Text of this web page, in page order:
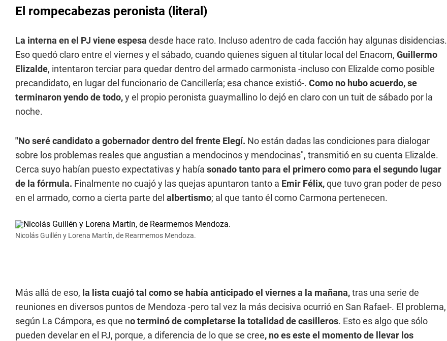
El rompecabezas peronista (literal)
La interna en el PJ viene espesa desde hace rato. Incluso adentro de cada facción hay algunas disidencias.
Eso quedó claro entre el viernes y el sábado, cuando quienes siguen al titular local del Enacom, Guillermo
Elizalde, intentaron terciar para quedar dentro del armado carmonista -incluso con Elizalde como posible
precandidato, en lugar del funcionario de Cancillería; esa chance existió-. Como no hubo acuerdo, se
terminaron yendo de todo,y el propio peronista guaymallino lo dejó en claro con un tuit de sábado por la
noche.
"No seré candidato a gobernador dentro del frente Elegí. No están dadas las condiciones para dialogar
sobre los problemas reales que angustian a mendocinos y mendocinas", transmitió en su cuenta Elizalde.
Cerca suyo habían puesto expectativas y había sonado tanto para el primero como para el segundo lugar
de la fórmula. Finalmente no cuajó y las quejas apuntaron tanto a Emir Félix,que tuvo gran poder de peso
en el armado, como a cierta parte del albertismo; al que tanto él como Carmona pertenecen.
Nicolás Guillén y Lorena Martín, de Rearmemos Mendoza.
Más allá de eso, la lista cuajó tal como se había anticipado el viernes a la mañana,tras una serie de
reuniones en diversos puntos de Mendoza -pero tal vez la más decisiva ocurrió en San Rafael-. El problema,
según La Cámpora, es que no terminó de completarse la totalidad de casilleros. Esto es algo que sólo
pueden develar en el PJ, porque, a diferencia de lo que se cree, no es este el momento de llevar los